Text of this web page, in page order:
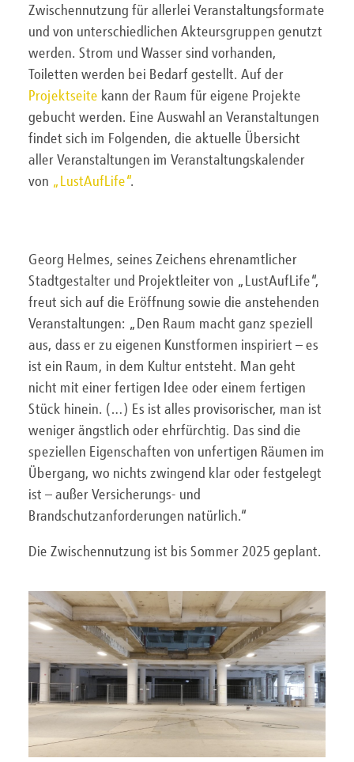
Zwischennutzung für allerlei Veranstaltungsformate
und von unterschiedlichen Akteursgruppen genutzt
werden. Strom und Wasser sind vorhanden,
Toiletten werden bei Bedarf gestellt. Auf der
Projektseite kann der Raum für eigene Projekte
gebucht werden. Eine Auswahl an Veranstaltungen
findet sich im Folgenden, die aktuelle Übersicht
aller Veranstaltungen im Veranstaltungskalender
von „LustAufLife“.
Georg Helmes, seines Zeichens ehrenamtlicher
Stadtgestalter und Projektleiter von „LustAufLife“,
freut sich auf die Eröffnung sowie die anstehenden
Veranstaltungen: „Den Raum macht ganz speziell
aus, dass er zu eigenen Kunstformen inspiriert – es
ist ein Raum, in dem Kultur entsteht. Man geht
nicht mit einer fertigen Idee oder einem fertigen
Stück hinein. (…) Es ist alles provisorischer, man ist
weniger ängstlich oder ehrfürchtig. Das sind die
speziellen Eigenschaften von unfertigen Räumen im
Übergang, wo nichts zwingend klar oder festgelegt
ist – außer Versicherungs- und
Brandschutzanforderungen natürlich.“
Die Zwischennutzung ist bis Sommer 2025 geplant.